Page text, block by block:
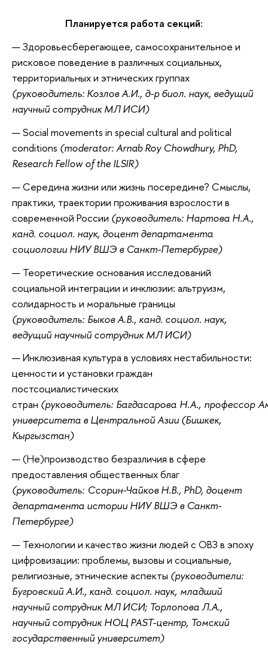
Планируется работа секций:
Здоровьесберегающее, самосохранительное и
рисковое поведение в различных социальных,
территориальных и этнических группах
(руководитель: Козлов А.И., д-р биол. наук, ведущий
научный сотрудник МЛ ИСИ)
Social movements in special cultural and political
conditions (moderator: Arnab Roy Chowdhury, PhD,
Research Fellow of the ILSIR)
Середина жизни или жизнь посередине? Смыслы,
практики, траектории проживания взрослости в
современной России (руководитель: Нартова Н.А.,
канд. социол. наук, доцент департамента
социологии НИУ ВШЭ в Санкт-Петербурге)
Теоретические основания исследований
социальной интеграции и инклюзии: альтруизм,
солидарность и моральные границы
(руководитель: Быков А.В., канд. социол. наук,
ведущий научный сотрудник МЛ ИСИ)
Инклюзивная культура в условиях нестабильности:
ценности и установки граждан
постсоциалистических
стран (руководитель: Багдасарова Н.А., профессор
университета в Центральной Азии (Бишкек,
Кыргызстан)
(Не)производство безразличия в сфере
предоставления общественных благ
(руководитель: Ссорин-Чайков Н.В., PhD, доцент
департамента истории НИУ ВШЭ в Санкт-
Петербурге)
Технологии и качество жизни людей с ОВЗ в эпоху
цифровизации: проблемы, вызовы и социальные,
религиозные, этнические аспекты (руководители:
Бугровский А.И., канд. социол. наук, младший
научный сотрудник МЛ ИСИ; Торлопова Л.А.,
научный сотрудник НОЦ PAST-центр, Томский
государственный университет)